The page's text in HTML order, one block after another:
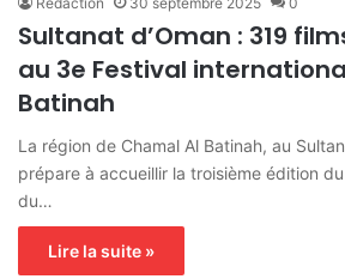
Sultanat d’Oman : 319
au 3e Festival
Batinah
La région de Chamal Al Batinah, au
prépare à accueillir la troisième édition
du…
Lire la suite »